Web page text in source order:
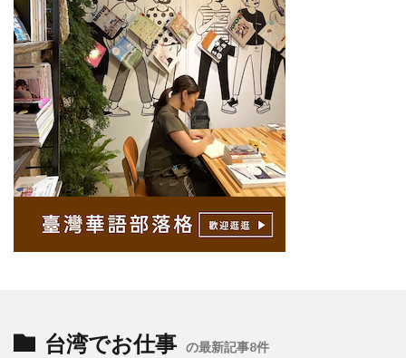
台湾でお仕事 の最新記事8件